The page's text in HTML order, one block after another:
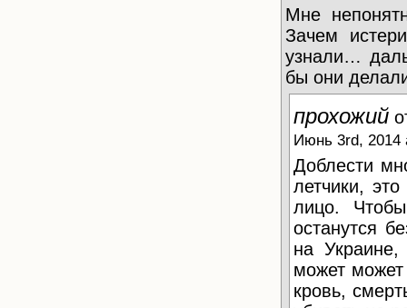
Мне
Зачем
узнали…
бы они
прохожий
Июнь 3rd, 2014
Доблести
летчики,
лицо.
останутся
на
может может
кровь,